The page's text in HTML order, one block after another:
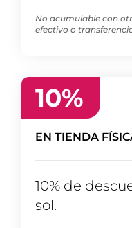
No acumulable con
efectivo o
10%
EN TIENDA
10% de
sol.